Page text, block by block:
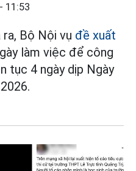
11:53
Bộ Nội vụ đề xuất
làm việc để công
tục 4 ngày dịp Ngày